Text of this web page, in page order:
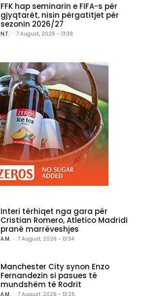
FFK hap seminarin e FIFA-s për
gjyqtarët, nisin përgatitjet për
sezonin 2026/27
N.T. - 7 August, 2026 - 13:38
Interi tërhiqet nga gara për
Cristian Romero, Atletico Madridi
pranë marrëveshjes
A.M. - 7 August, 2026 - 13:34
Manchester City synon Enzo
Fernandezin si pasues të
mundshëm të Rodrit
A.M. - 7 August, 2026 - 13:25